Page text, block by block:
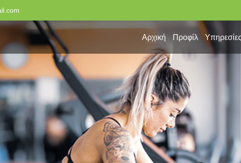
Αρχική Προφίλ